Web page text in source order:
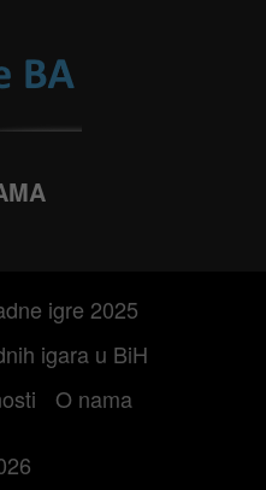
igre 2025
igara u BiH
O nama